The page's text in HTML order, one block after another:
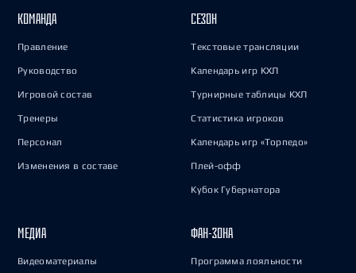
КОМАНДА
Правление
Руководство
Игровой состав
Тренеры
Персонал
Изменения в составе
СЕЗОН
Текстовые трансляции
Календарь игр КХЛ
Турнирные таблицы КХЛ
Статистика игроков
Календарь игр «Торпедо»
Плей-офф
Кубок Губернатора
МЕДИА
Видеоматериалы
ФАН-ЗОНА
Программа лояльности